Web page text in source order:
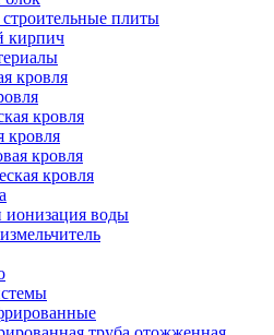
плиты
кирпич
кровля
кровля
кровля
кровля
кровля
ионизация воды